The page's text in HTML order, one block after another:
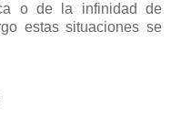
o de la infinidad de
estas situaciones se